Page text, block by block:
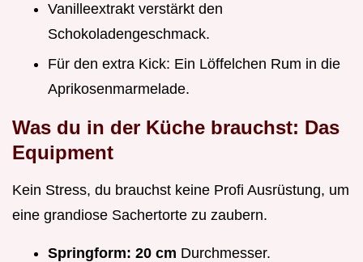
Vanilleextrakt verstärkt den
Schokoladengeschmack.
Für den extra Kick: Ein Löffelchen Rum in die
Aprikosenmarmelade.
Was du in der Küche brauchst: Das
Equipment
Kein Stress, du brauchst keine Profi Ausrüstung, um
eine grandiose Sachertorte zu zaubern.
Springform: 20 cm Durchmesser.